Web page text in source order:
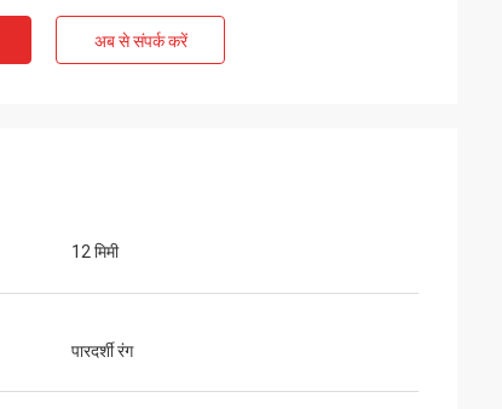
अब से संपर्क करें
12 मिमी
पारदर्शी रंग